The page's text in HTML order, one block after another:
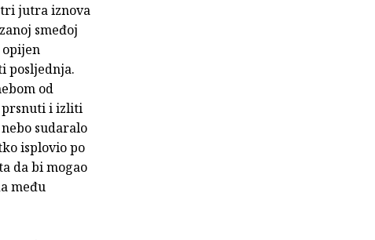
jutra iznova
smeđoj
opijen
posljednja.
od
prsnuti i izliti
sudaralo
isplovio po
da bi mogao
među